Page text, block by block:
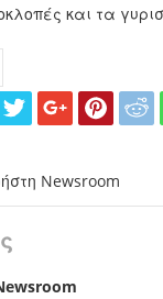
και τα
Newsroom